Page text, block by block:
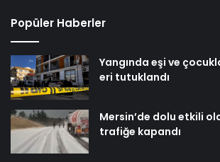
Popüler Haberler
Yangında eşi ve
eri tutuklandı
Mersin’de dolu etkili
trafiğe kapandı